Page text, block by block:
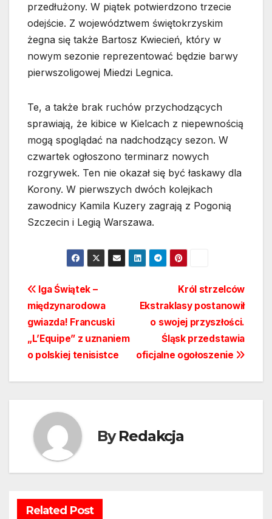
przedłużony. W piątek potwierdzono trzecie
odejście. Z województwem świętokrzyskim
żegna się także Bartosz Kwiecień, który w
nowym sezonie reprezentować będzie barwy
pierwszoligowej Miedzi Legnica.
Te, a także brak ruchów przychodzących
sprawiają, że kibice w Kielcach z niepewnością
mogą spoglądać na nadchodzący sezon. W
czwartek ogłoszono terminarz nowych
rozgrywek. Ten nie okazał się być łaskawy dla
Korony. W pierwszych dwóch kolejkach
zawodnicy Kamila Kuzery zagrają z Pogonią
Szczecin i Legią Warszawa.
Nawigacja
wpisu
Król strzelców
Ekstraklasy postanowił
o swojej przyszłości.
Śląsk przedstawia
oficjalne ogołoszenie
Iga Świątek –
międzynarodowa
gwiazda! Francuski
„L’Equipe” z uznaniem
o polskiej tenisistce
ByRedakcja
Related Post